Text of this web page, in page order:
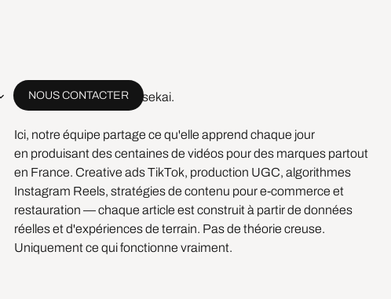
NOUS CONTACTER
Bienvenue sur le blog Esekai.
Ici, notre équipe partage ce qu'elle apprend chaque jour
en produisant des centaines de vidéos pour des marques partout
en France. Creative ads TikTok, production UGC, algorithmes
Instagram Reels, stratégies de contenu pour e-commerce et
restauration — chaque article est construit à partir de données
réelles et d'expériences de terrain. Pas de théorie creuse.
Uniquement ce qui fonctionne vraiment.